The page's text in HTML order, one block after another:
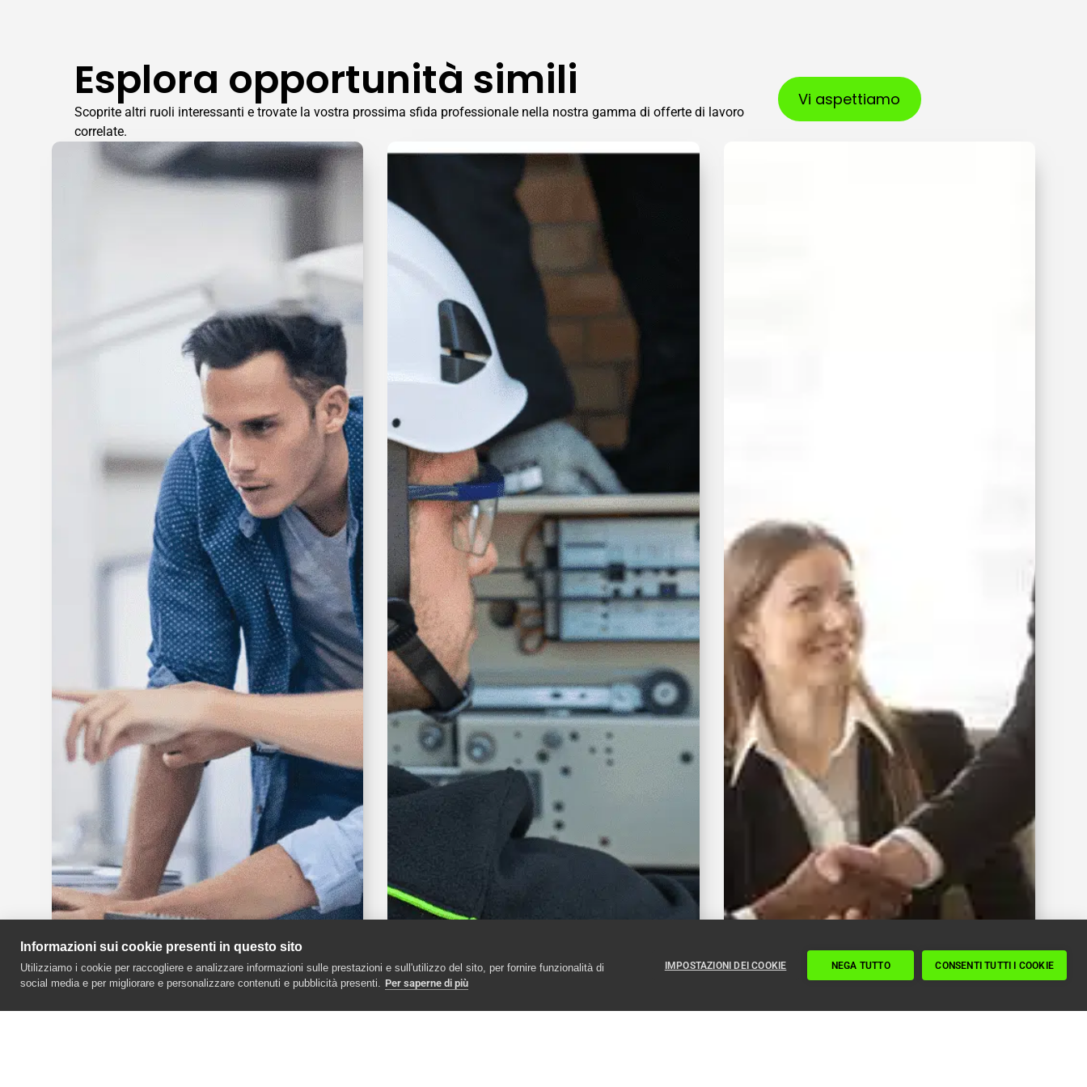
Esplora opportunità simili
Scoprite altri ruoli interessanti e trovate la vostra prossima sfida professionale nella nostra gamma di offerte di lavoro
correlate.
Vi aspettiamo
Informazioni sui cookie presenti in questo sito
Utilizziamo i cookie per raccogliere e analizzare informazioni sulle prestazioni e sull'utilizzo del sito, per fornire funzionalità di
social media e per migliorare e personalizzare contenuti e pubblicità presenti. Per saperne di più
IMPOSTAZIONI DEI COOKIE NEGA TUTTO CONSENTI TUTTI I COOKIE